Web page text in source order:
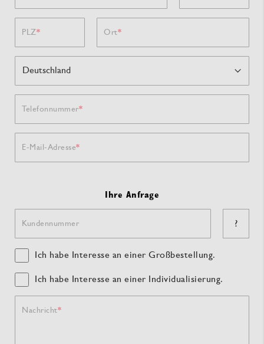
PLZ Ort
Telefonnummer
E-Mail-Adresse
Ihre Anfrage
Kundennummer ?
Ich habe Interesse an einer Großbestellung.
Ich habe Interesse an einer Individualisierung.
Nachricht